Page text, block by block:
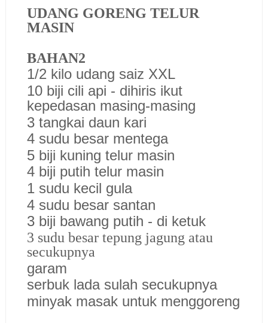
UDANG GORENG TELUR
MASIN
BAHAN2
1/2 kilo udang saiz XXL
10 biji cili api - dihiris ikut
kepedasan masing-masing
3 tangkai daun kari
4 sudu besar mentega
5 biji kuning telur masin
4 biji putih telur masin
1 sudu kecil gula
4 sudu besar santan
3 biji bawang putih - di ketuk
3 sudu besar tepung jagung atau
secukupnya
garam
serbuk lada sulah secukupnya
minyak masak untuk menggoreng